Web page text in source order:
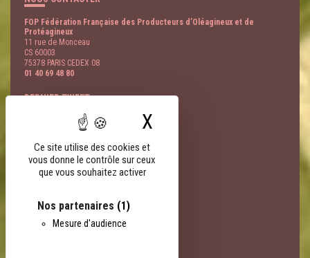
Ce site utilise des cookies et
vous donne le contrôle sur ceux
que vous souhaitez activer
Nos partenaires (1)
Mesure d'audience
X Masquer le
FOP Fédération Française des Producteurs d’Oléagineux et de
Protéagineux
11 rue de Monceau
CS 60003
75378 PARIS CEDEX 08
01 40 69 48 80
DERNIER TWEET
LIENS PARTENAIRES
FNSEA
AGPB
EOA
Terres Univia
Terres Inovia